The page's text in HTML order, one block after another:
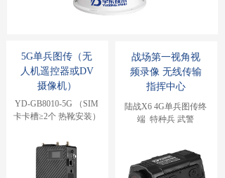
5G单兵图传（无
人机遥控器或DV
摄像机）
YD-GB8010-5G （SIM
卡卡槽≥2个 热靴安装）
陆战X6 4G单兵图传终
端  特种兵 武警
战场第一视角视
频录像 无线传输
指挥中心